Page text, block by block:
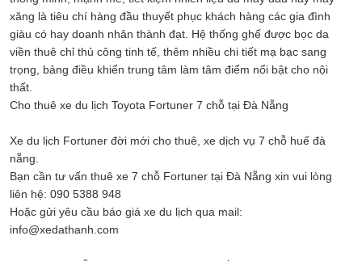
xăng là tiêu chí hàng đầu thuyết phục khách hàng các gia đình
giàu có hay doanh nhân thành đạt. Hệ thống ghế được bọc da
viền thuê chỉ thủ công tinh tế, thêm nhiều chi tiết mạ bạc sang
trọng, bảng điều khiển trung tâm làm tâm điểm nổi bật cho nội
thất.
Cho thuê xe du lịch Toyota Fortuner 7 chỗ tại Đà Nẵng
Xe du lịch Fortuner đời mới cho thuê, xe dịch vụ 7 chỗ huế đà
nẵng.
Bạn cần tư vấn thuê xe 7 chỗ Fortuner tại Đà Nẵng xin vui lòng
liên hệ: 090 5388 948
Hoặc gửi yêu cầu báo giá xe du lịch qua mail:
info@xedathanh.com